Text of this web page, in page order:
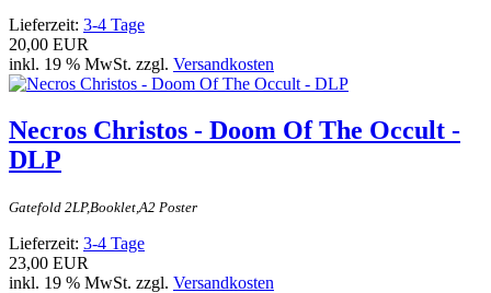
Lieferzeit: 3-4 Tage
20,00 EUR
inkl. 19 % MwSt. zzgl. Versandkosten
Necros Christos - Doom Of The Occult -
DLP
Gatefold 2LP,Booklet,A2 Poster
Lieferzeit: 3-4 Tage
23,00 EUR
inkl. 19 % MwSt. zzgl. Versandkosten